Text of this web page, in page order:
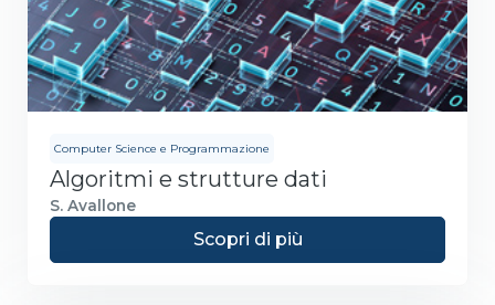
Computer Science e Programmazione
Algoritmi e strutture dati
S. Avallone
Scopri di più